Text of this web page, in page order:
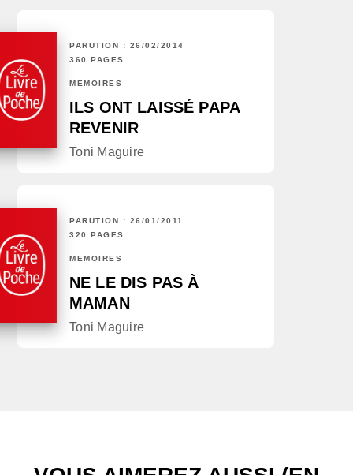
PARUTION : 26/02/2014
360 PAGES
MÉMOIRES
ILS ONT LAISSÉ PAPA
REVENIR
Toni Maguire
PARUTION : 26/01/2011
320 PAGES
MÉMOIRES
NE LE DIS PAS À
MAMAN
Toni Maguire